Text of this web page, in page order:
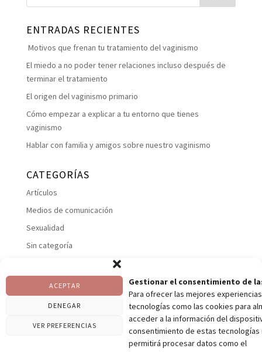
Gestionar el consentimiento de
Para ofrecer las mejores
tecnologías como las cookies para
acceder a la información del
consentimiento de estas tecnologías
permitirá procesar datos como el
ACEPTAR
DENEGAR
VER PREFERENCIAS
ENTRADAS RECIENTES
Motivos que frenan tu tratamiento del vaginismo
El miedo a no poder tener relaciones incluso después de
terminar el tratamiento
El origen del vaginismo primario
Cómo empezar a explicar a tu entorno que tienes
vaginismo
Hablar con familia y amigos sobre nuestro vaginismo
CATEGORÍAS
Artículos
Medios de comunicación
Sexualidad
Sin categoría
Uncategorized